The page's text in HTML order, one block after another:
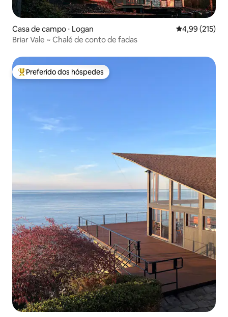
Casa de campo ⋅ Logan 4,99 de uma
4,99 (215)
Briar Vale ~ Chalé de conto de fadas
Entre os melhores preferidos dos hóspedes
Preferido dos hóspedes